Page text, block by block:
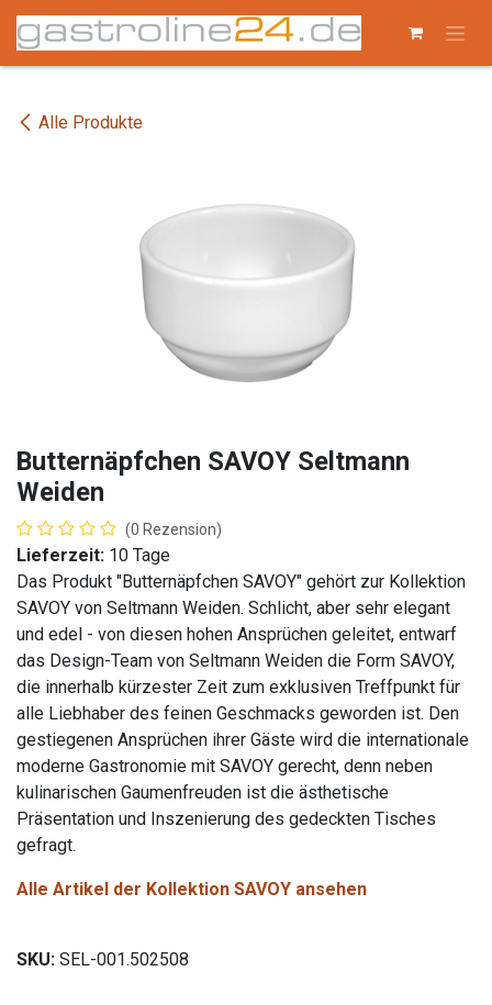
Zum Inhalt springen
Alle Produkte
Butternäpfchen SAVOY Seltmann
Weiden
(0 Rezension)
Lieferzeit: 10 Tage
Das Produkt "Butternäpfchen SAVOY" gehört zur Kollektion
SAVOY von Seltmann Weiden. Schlicht, aber sehr elegant
und edel - von diesen hohen Ansprüchen geleitet, entwarf
das Design-Team von Seltmann Weiden die Form SAVOY,
die innerhalb kürzester Zeit zum exklusiven Treffpunkt für
alle Liebhaber des feinen Geschmacks geworden ist. Den
gestiegenen Ansprüchen ihrer Gäste wird die internationale
moderne Gastronomie mit SAVOY gerecht, denn neben
kulinarischen Gaumenfreuden ist die ästhetische
Präsentation und Inszenierung des gedeckten Tisches
gefragt.
Alle Artikel der Kollektion SAVOY ansehen
SKU: SEL-001.502508